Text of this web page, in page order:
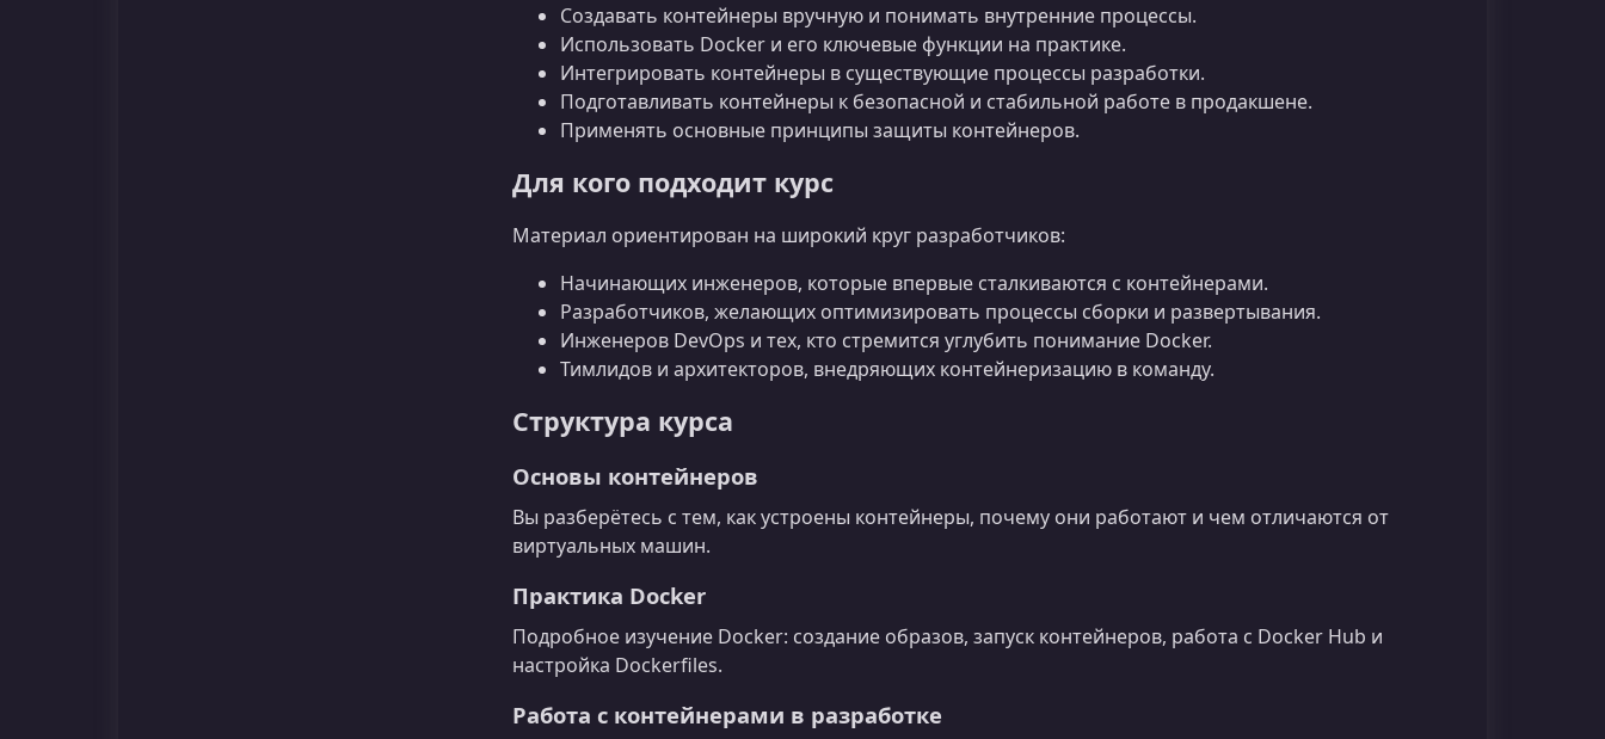
Создавать контейнеры вручную и понимать внутренние процессы.
Использовать Docker и его ключевые функции на практике.
Интегрировать контейнеры в существующие процессы разработки.
Подготавливать контейнеры к безопасной и стабильной работе в продакшене.
Применять основные принципы защиты контейнеров.
Для кого подходит курс
Материал ориентирован на широкий круг разработчиков:
Начинающих инженеров, которые впервые сталкиваются с контейнерами.
Разработчиков, желающих оптимизировать процессы сборки и развертывания.
Инженеров DevOps и тех, кто стремится углубить понимание Docker.
Тимлидов и архитекторов, внедряющих контейнеризацию в команду.
Структура курса
Основы контейнеров
Вы разберётесь с тем, как устроены контейнеры, почему они работают и чем отличаются от
виртуальных машин.
Практика Docker
Подробное изучение Docker: создание образов, запуск контейнеров, работа с Docker Hub и
настройка Dockerfiles.
Работа с контейнерами в разработке